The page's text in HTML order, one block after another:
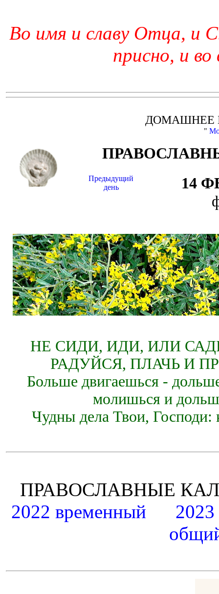
Во имя и славу Отца, и
присно, и во
ДОМАШНЕЕ
"
Предыдущий
день
14
НЕ СИДИ, ИДИ, ИЛИ
РАДУЙСЯ, ПЛАЧЬ И
Больше двигаешься -
молишься и
Чудны дела Твои, Господи:
ПРАВОСЛАВНЫЕ
2022 временный